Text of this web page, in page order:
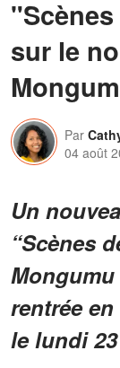
sur le
Par
04 août
Un
“Scènes
rentrée
le lundi